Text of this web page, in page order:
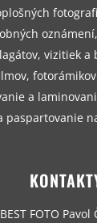
vizitiek a
a
paspartovanie
BEST FOTO Pavol